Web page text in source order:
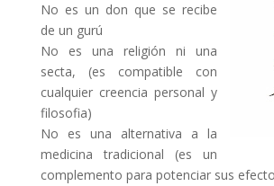
No es un don que se recibe
de un gurú
No es una religión ni una
secta, (es compatible con
cualquier creencia personal y
filosofia)
No es una alternativa a la
medicina tradicional (es un
complemento para potenciar sus